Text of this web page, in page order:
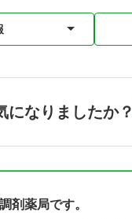
になりましたか？
剤薬局です。